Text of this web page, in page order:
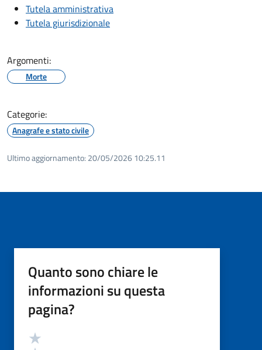
Tutela amministrativa
Tutela giurisdizionale
Argomenti:
Morte
Categorie:
Anagrafe e stato civile
Ultimo aggiornamento: 20/05/2026 10:25.11
Quanto sono chiare le
informazioni su questa
pagina?
Valutazione